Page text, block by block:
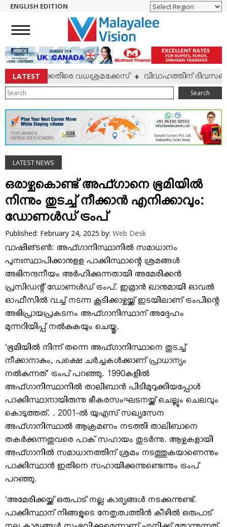
NEWS
ENGLISH
NRI
ENTERTAINMENT
MV SPECIAL
SPORTS
LIFESTYLE
TECH & AUTO
SOCIAL SPHERE
EDITORIAL
ARTS & LITERATURE
MAGAZINE
VIDEOS
YOUR SAY
COOKERY
KARSHAKAN
TOURS & TRAVEL
GREETINGS
CLASSIFIEDS
OBITUARY
ENGLISH EDITION
LATEST വധശ്രമക്കേസ് ♦ വിവാഹത്തിന് ദിവസങ്ങള്‍
Search
LATEST NEWS
ഒരാഴ്ചകൊണ്ട് അഫ്ഗാനെ ഭൂമിയില്‍
നിന്നും തുടച്ച് നീക്കാന്‍ എനിക്കാവും:
ഡോണള്‍ഡ് ട്രംപ്
Published: February 24, 2025 by: Web Desk
വാഷിങ്ടണ്‍: അഫ്ഗാനിസ്ഥാനില്‍ സമാധാനം
പുനഃസ്ഥാപിക്കാനുളള പാക്കിസ്ഥാന്റെ ശ്രമങ്ങള്‍
അഭിനന്ദനീയം അര്‍ഹിക്കുന്നതായി അമേരിക്കന്‍
പ്രസിഡന്റ് ഡോണള്‍ഡ് ട്രംപ്. ഇമ്രാന്‍ ഖാനുമായി ഓവല്‍
ഓഫീസില്‍ വച്ച് നടന്ന കൂടിക്കാഴ്ചയ്ക്ക് ഇടയിലാണ് ട്രംപിന്റെ
അഭിപ്രായപ്രകടനം അഫ്ഗാനിസ്ഥാന് അദ്ദേഹം
മുന്നറിയിപ്പ് നല്‍കുകയും ചെയ്തു.
‘ഭൂമിയില്‍ നിന്ന് തന്നെ അഫ്ഗാനിസ്ഥാനെ തുടച്ച്
നീക്കാനാകും, പക്ഷെ ചര്‍ച്ചകള്‍ക്കാണ് പ്രാധാന്യം
നല്‍കുന്നത്’ ട്രംപ് പറഞ്ഞു. 1990കളില്‍
അഫ്ഗാനിസ്ഥാനില്‍ താലിബാന്‍ പിടിമുറുക്കിയപ്പോള്‍
പാക്കിസ്ഥാനായിരുന്നു ഭീകരസംഘടനയ്ക്ക് ചെല്ലും ചെലവും
കൊടുത്തത്. . 2001-ല്‍ യുഎസ് സഖ്യസേന
അഫ്ഗാനിസ്ഥാല്‍ ആക്രമണം നടത്തി താലിബാനെ
തകര്‍ക്കുന്നതുവരെ പാക് സഹായം തുടര്‍ന്നു. ആഴ്ചകളായി
അഫ്ഗാനില്‍ സമാധാനത്തിന് ശ്രമം നടത്തുകയാണെന്നും
പാക്കിസ്ഥാന്‍ ഇതിനെ സഹായിക്കുന്നുണ്ടെന്നും ട്രംപ്
പറഞ്ഞു.
‘അമേരിക്കയ്ക്ക് ഒരുപാട് നല്ല കാര്യങ്ങള്‍ നടക്കുന്നുണ്ട്.
പാക്കിസ്ഥാന് നിങ്ങളുടെ നേതൃത്വത്തിന്‍ കീഴില്‍ ഒരുപാട്